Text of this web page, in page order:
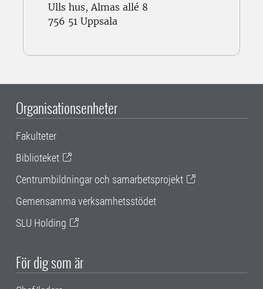
Ulls hus, Almas allé 8
756 51 Uppsala
Organisationsenheter
Fakulteter
Biblioteket
Centrumbildningar och samarbetsprojekt
Gemensamma verksamhetsstödet
SLU Holding
För dig som är